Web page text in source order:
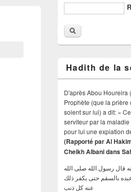
Hadith de la
D'après Abou Houreira
Prophète (que la prière
soient sur lui) a dit: «
serviteur par la
pour lui une expiation
(Rapporté par Al
Cheikh Albani dans
قال رسول الله صلى الله
بالسقم حتى يكفر ذلك
عنه كل ذنب